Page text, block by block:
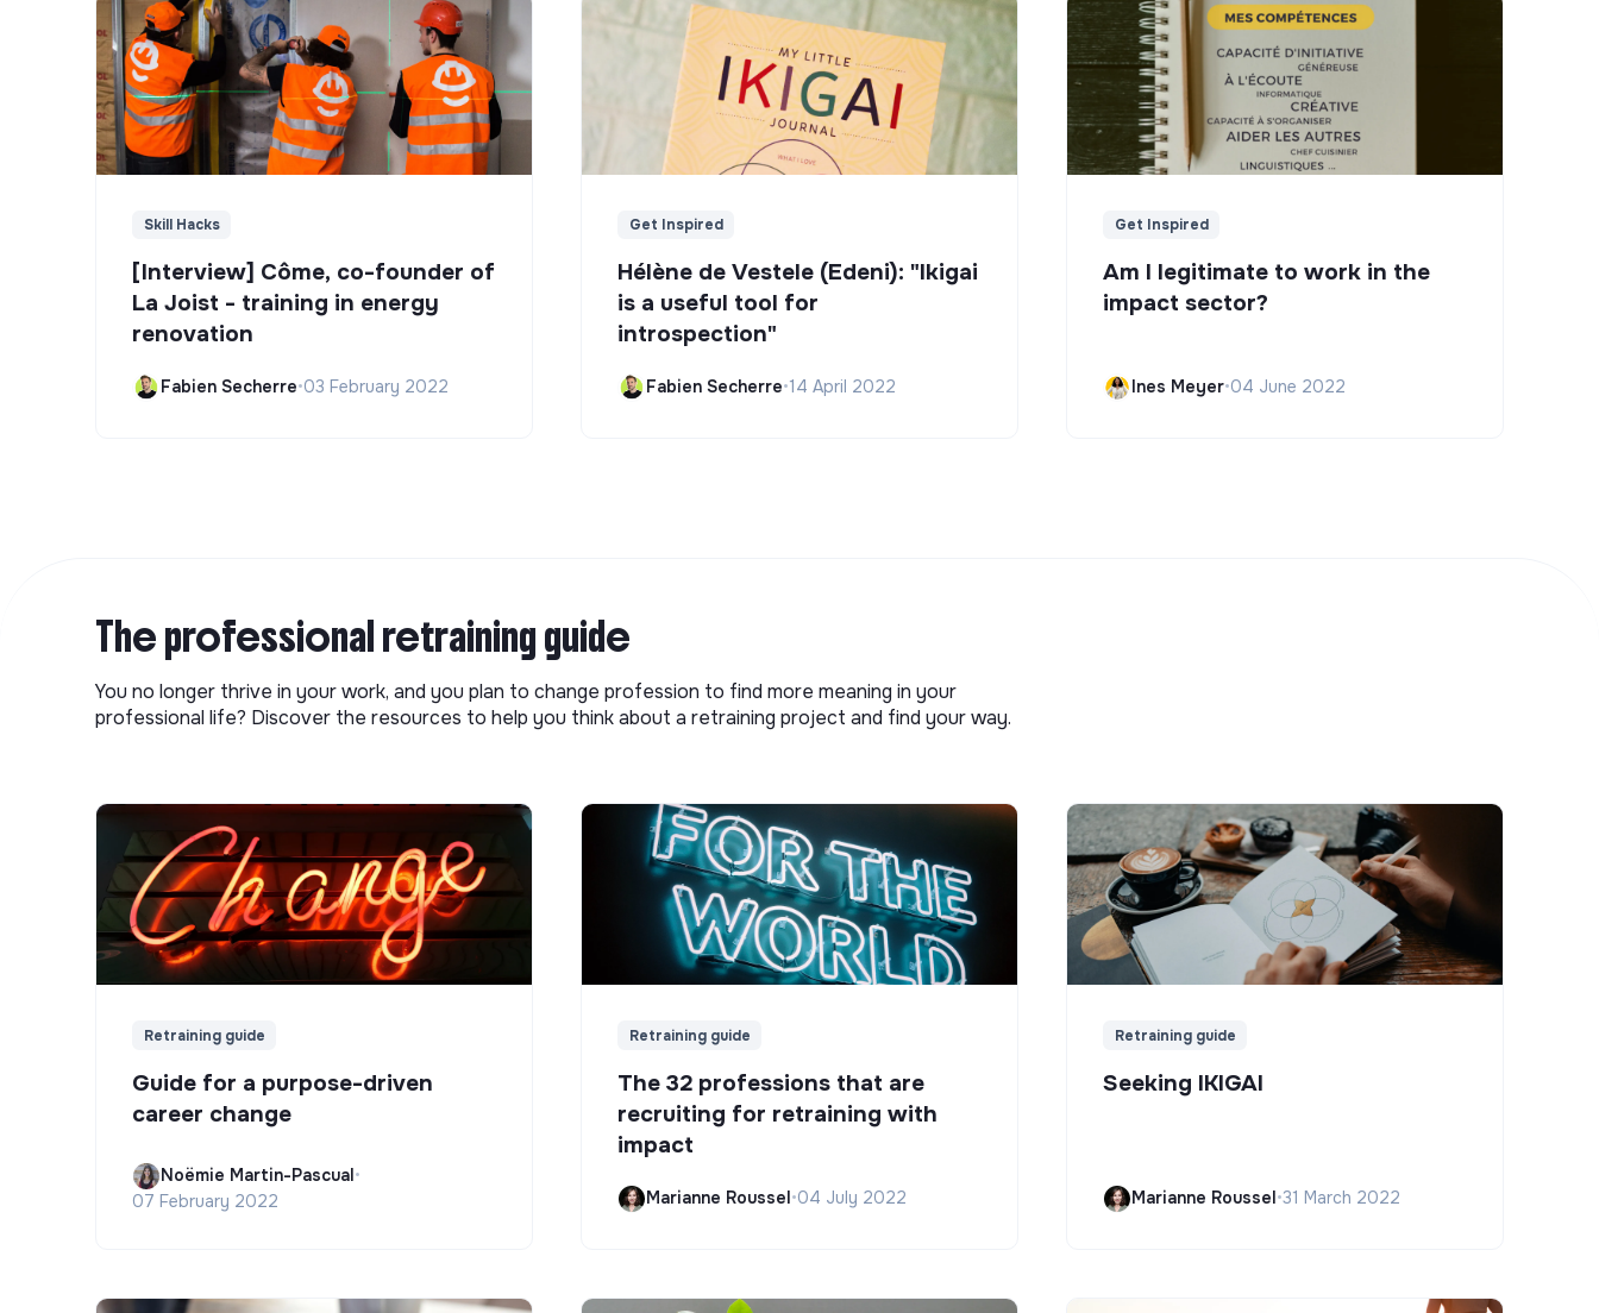
Skill Hacks
[Interview] Côme, co-founder of
La Joist - training in energy
renovation
Fabien Secherre•03 February 2022
Get Inspired
Hélène de Vestele (Edeni): "Ikigai
is a useful tool for
introspection"
Fabien Secherre•14 April 2022
Get Inspired
Am I legitimate to work in the
impact sector?
Ines Meyer•04 June 2022
The professional retraining guide
You no longer thrive in your work, and you plan to change profession to find more meaning in your
professional life? Discover the resources to help you think about a retraining project and find your way.
Retraining guide
Guide for a purpose-driven
career change
Noëmie Martin-Pascual•
07 February 2022
Retraining guide
The 32 professions that are
recruiting for retraining with
impact
Marianne Roussel•04 July 2022
Retraining guide
Seeking IKIGAI
Marianne Roussel•31 March 2022